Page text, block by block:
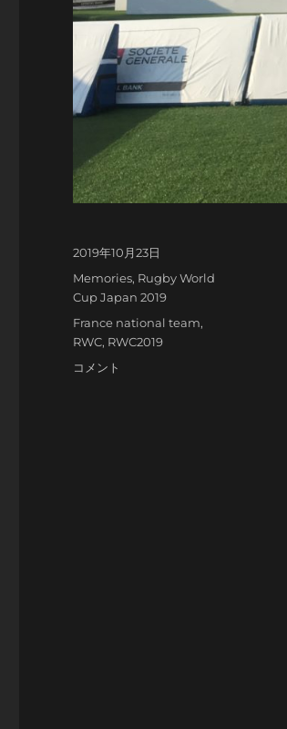
投
日:
2019年10月23日
カ
テ
Memories, Rugby World
Cup Japan 2019
タ
グ
France national team,
RWC, RWC2019
涙
コメント